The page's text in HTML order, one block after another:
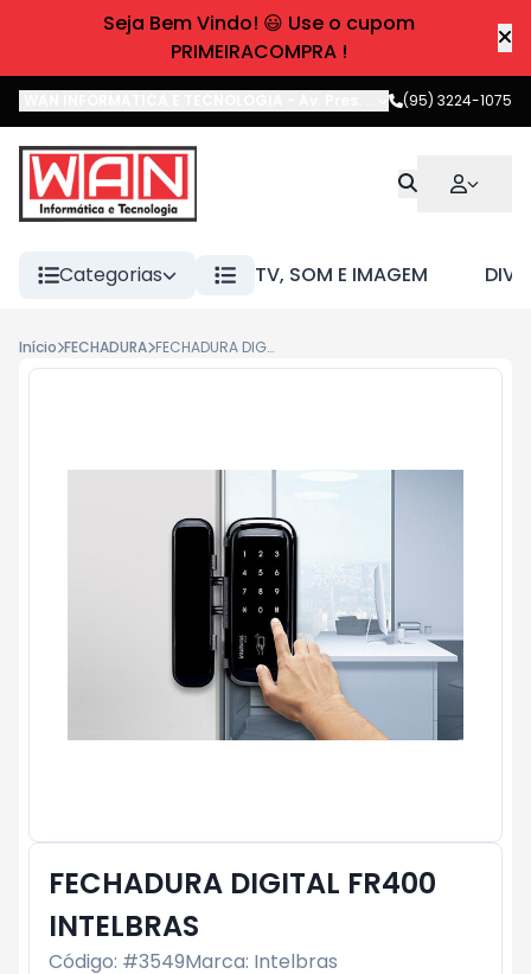
Seja Bem Vindo! 😃 Use o cupom
PRIMEIRACOMPRA !
Av. Pres. Castelo Branco,Boa
(95) 3224-1075
Categorias TV, SOM E IMAGEM
Início FECHADURA FECHADURA DIGITAL FR400 INTELBRAS
FECHADURA DIGITAL FR400
INTELBRAS
Código: #3549Marca: Intelbras